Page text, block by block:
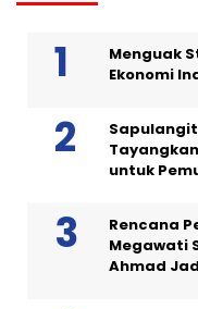
Menguak
Ekonomi
Sapulangit
untuk
Rencana
Megawati
Ahmad